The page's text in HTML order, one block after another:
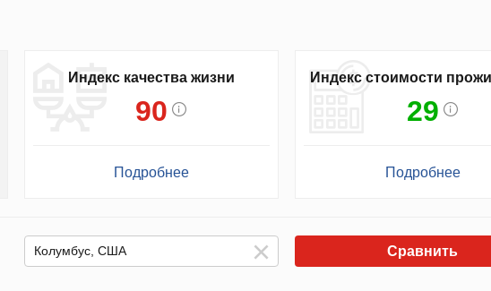
Индекс качества жизни
90
Подробнее
Индекс стоимости
29
Подробнее
Сравнить